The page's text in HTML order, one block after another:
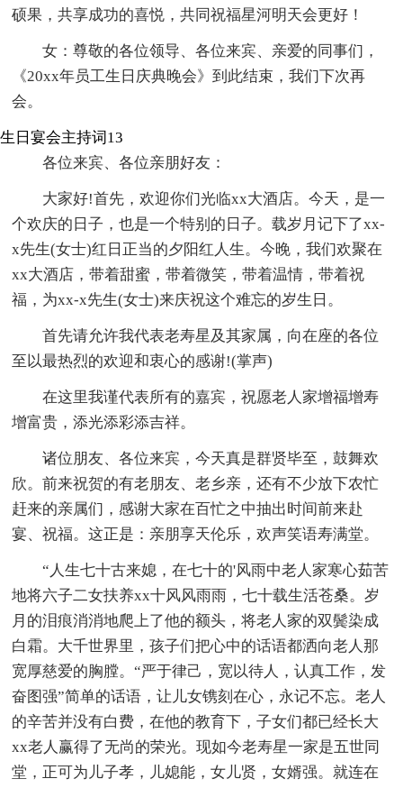
硕果，共享成功的喜悦，共同祝福星河明天会更好！
女：尊敬的各位领导、各位来宾、亲爱的同事们，
《20xx年员工生日庆典晚会》到此结束，我们下次再
会。
生日宴会主持词13
各位来宾、各位亲朋好友：
大家好!首先，欢迎你们光临xx大酒店。今天，是一
个欢庆的日子，也是一个特别的日子。载岁月记下了xx-
x先生(女士)红日正当的夕阳红人生。今晚，我们欢聚在
xx大酒店，带着甜蜜，带着微笑，带着温情，带着祝
福，为xx-x先生(女士)来庆祝这个难忘的岁生日。
首先请允许我代表老寿星及其家属，向在座的各位
至以最热烈的欢迎和衷心的感谢!(掌声)
在这里我谨代表所有的嘉宾，祝愿老人家增福增寿
增富贵，添光添彩添吉祥。
诸位朋友、各位来宾，今天真是群贤毕至，鼓舞欢
欣。前来祝贺的有老朋友、老乡亲，还有不少放下农忙
赶来的亲属们，感谢大家在百忙之中抽出时间前来赴
宴、祝福。这正是：亲朋享天伦乐，欢声笑语寿满堂。
“人生七十古来媳，在七十的'风雨中老人家寒心茹苦
地将六子二女扶养xx十风风雨雨，七十载生活苍桑。岁
月的泪痕消消地爬上了他的额头，将老人家的双鬓染成
白霜。大千世界里，孩子们把心中的话语都洒向老人那
宽厚慈爱的胸膛。“严于律己，宽以待人，认真工作，发
奋图强”简单的话语，让儿女镌刻在心，永记不忘。老人
的辛苦并没有白费，在他的教育下，子女们都已经长大
xx老人赢得了无尚的荣光。现如今老寿星一家是五世同
堂，正可为儿子孝，儿媳能，女儿贤，女婿强。就连在